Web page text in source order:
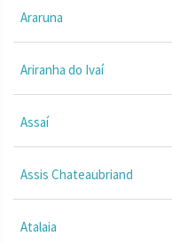
Araruna
Ariranha do Ivaí
Assaí
Assis Chateaubriand
Atalaia